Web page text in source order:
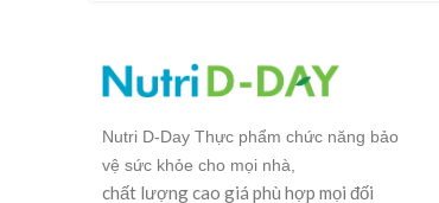
Nutri D-Day Thực phẩm chức năng bảo
vệ sức khỏe cho mọi nhà,
chất lượng cao giá phù hợp mọi đối